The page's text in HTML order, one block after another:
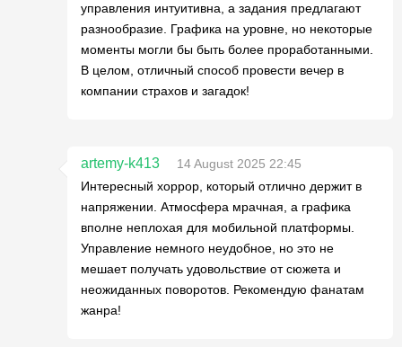
управления интуитивна, а задания предлагают
разнообразие. Графика на уровне, но некоторые
моменты могли бы быть более проработанными.
В целом, отличный способ провести вечер в
компании страхов и загадок!
artemy-k413
14 August 2025 22:45
Интересный хоррор, который отлично держит в
напряжении. Атмосфера мрачная, а графика
вполне неплохая для мобильной платформы.
Управление немного неудобное, но это не
мешает получать удовольствие от сюжета и
неожиданных поворотов. Рекомендую фанатам
жанра!